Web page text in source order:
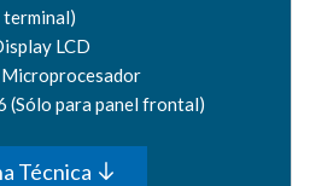
terminal)
LCD
(Sólo para panel frontal)
Técnica